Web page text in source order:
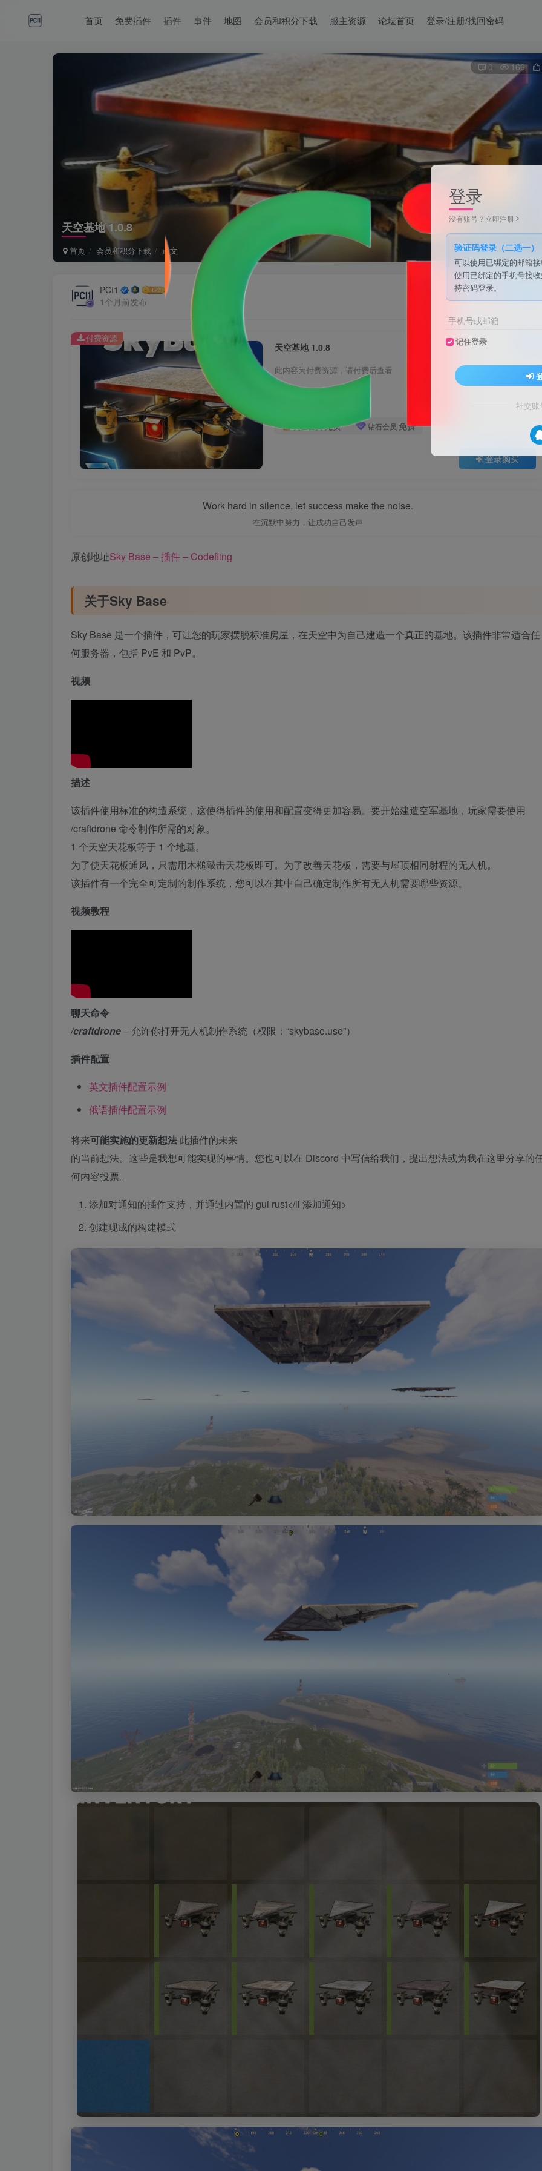
首页 免费插件 插件 事件 地图 会员和积分下载 服主资源 论坛首页 登录/注册/找回密码
天空基地 1.0.8
首页 会员和积分下载 正文
0 166
PCI1
1个月前发布
关注
天空基地 1.0.8
此内容为付费资源，请付费后查看
10
免费 钻石会员 免费
登录购买
付费资源
Work hard in silence, let success make the noise.
在沉默中努力，让成功自己发声
原创地址Sky Base – 插件 – Codefling
关于Sky Base
Sky Base 是一个插件，可让您的玩家摆脱标准房屋，在天空中为自己建造一个真正的基地。该插件非常适合任
何服务器，包括 PvE 和 PvP。
视频
描述
该插件使用标准的构造系统，这使得插件的使用和配置变得更加容易。要开始建造空军基地，玩家需要使用
/craftdrone 命令制作所需的对象。
1 个天空天花板等于 1 个地基。
为了使天花板通风，只需用木槌敲击天花板即可。为了改善天花板，需要与屋顶相同射程的无人机。
该插件有一个完全可定制的制作系统，您可以在其中自己确定制作所有无人机需要哪些资源。
视频教程
聊天命令
/craftdrone– 允许你打开无人机制作系统（权限：“skybase.use”）
插件配置
英文插件配置示例
俄语插件配置示例
将来可能实施的更新想法 此插件的未来
的当前想法。这些是我想可能实现的事情。您也可以在 Discord 中写信给我们，提出想法或为我在这里分享的
何内容投票。
添加对通知的插件支持，并通过内置的 gui rust</li 添加通知>
创建现成的构建模式
登录
没有账号？立即注册
验证码登录（二选一）
可以使用已绑定的邮箱
使用已绑定的手机号接
持密码登录。
手机号或邮箱
记住登录
社交账